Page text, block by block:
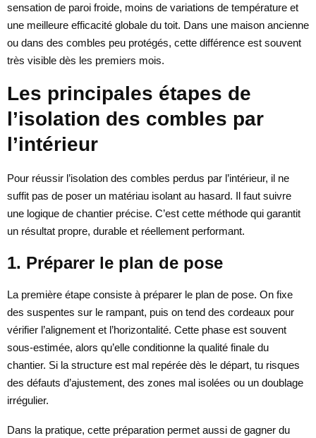
sensation de paroi froide, moins de variations de température et
une meilleure efficacité globale du toit. Dans une maison ancienne
ou dans des combles peu protégés, cette différence est souvent
très visible dès les premiers mois.
Les principales étapes de
l’isolation des combles par
l’intérieur
Pour réussir l’isolation des combles perdus par l’intérieur, il ne
suffit pas de poser un matériau isolant au hasard. Il faut suivre
une logique de chantier précise. C’est cette méthode qui garantit
un résultat propre, durable et réellement performant.
1. Préparer le plan de pose
La première étape consiste à préparer le plan de pose. On fixe
des suspentes sur le rampant, puis on tend des cordeaux pour
vérifier l’alignement et l’horizontalité. Cette phase est souvent
sous-estimée, alors qu’elle conditionne la qualité finale du
chantier. Si la structure est mal repérée dès le départ, tu risques
des défauts d’ajustement, des zones mal isolées ou un doublage
irrégulier.
Dans la pratique, cette préparation permet aussi de gagner du